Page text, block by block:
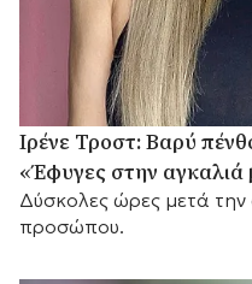
Ιρένε Τροστ: Βαρύ
«Έφυγες στην
Δύσκολες ώρες μετά
προσώπου.